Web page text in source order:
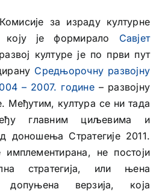
за израду културне
коју је формирало Савјет
културе је по први пут
Средњорочну развојну
– 2007. године– развојну
Међутим, култура се ни тада
главним циљевима и
доношења Стратегије 2011.
имплементирана, не постоји
стратегија, или њена
верзија, која